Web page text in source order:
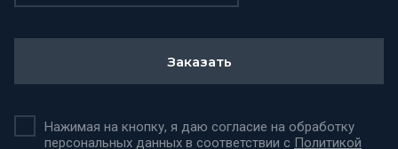
Нажимая на кнопку, я даю согласие на обработку
персональных данных в соответствии с Политикой
Заказать